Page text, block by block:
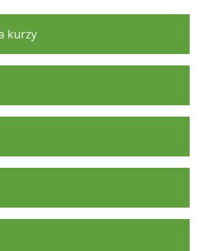
kurzy